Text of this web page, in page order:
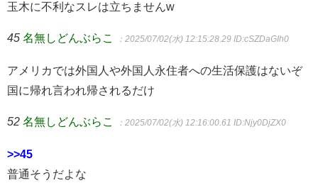
玉木に不利なスレは立ちませんw
45 名無しどんぶらこ ：2025/07/02(水) 12:15:28.29 ID:cSZDaGIh0
アメリカでは外国人や外国人永住者への生活保護はないぞ
国に帰れ言われ帰されるだけ
52 名無しどんぶらこ ：2025/07/02(水) 12:16:00.61 ID:Njy0DjZX0
>>45
普通そうだよな